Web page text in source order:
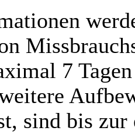
7
sind bis